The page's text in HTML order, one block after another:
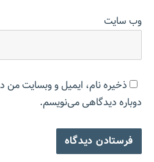
وب‌ سایت
ذخیره نام، ایمیل و وبسایت من
دوباره دیدگاهی می‌نویسم.